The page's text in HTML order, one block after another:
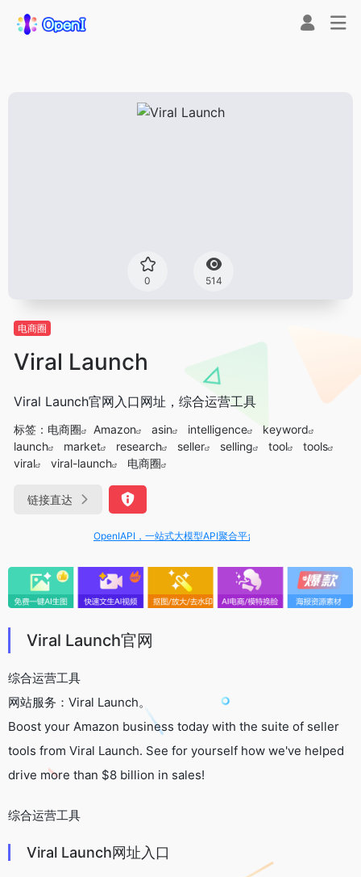
0 514
电商圈
Viral Launch
Viral Launch官网入口网址，综合运营工具
标签： 电商圈 Amazon asin intelligence
keyword
launch
market research seller selling tool
tools
viral
viral-launch 电商圈
链接直达
OpenIAPI，一站式大模型API聚合平台
Viral Launch官网
综合运营工具
网站服务：Viral Launch。
Boost your Amazon business today with the suite of seller
tools from Viral Launch. See for yourself how we've helped
drive more than $8 billion in sales!
综合运营工具
Viral Launch网址入口